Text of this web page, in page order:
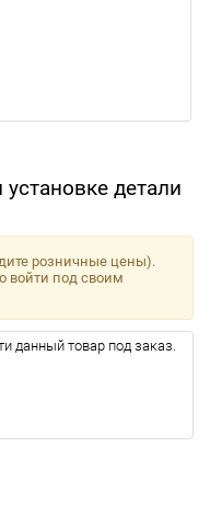
детали
розничные цены).
войти под своим
данный товар под заказ.